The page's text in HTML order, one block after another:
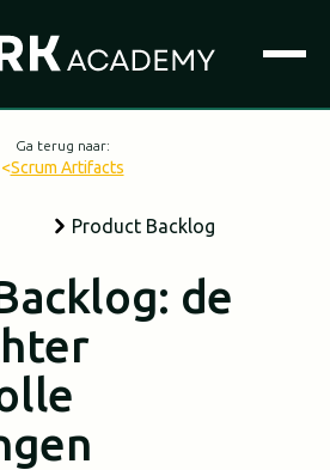
Ga terug naar:
<Scrum Artifacts
Product Backlog
de